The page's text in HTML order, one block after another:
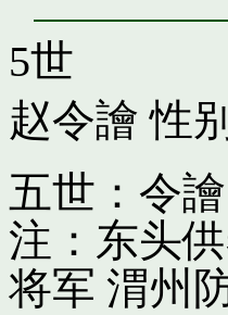
5世
赵令譮 性
五世：令
注：东头
将军 渭州